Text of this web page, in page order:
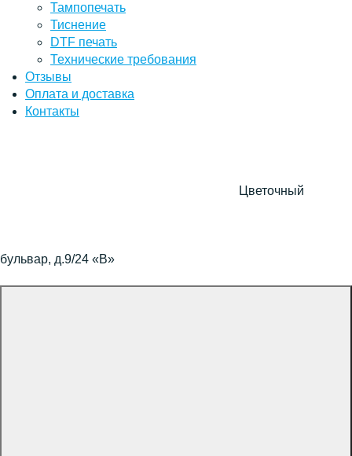
Тампопечать
Тиснение
DTF печать
Технические требования
Отзывы
Оплата и доставка
Контакты
Цветочный
бульвар, д.9/24 «В»